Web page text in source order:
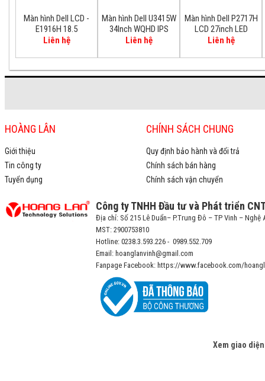
Màn hình Dell LCD -
E1916H 18.5
Liên hệ
Màn hình Dell U3415W
34Inch WQHD IPS
UltraSharp Curved
Liên hệ
Màn hình Dell P2717H
LCD 27inch LED
Liên hệ
HOÀNG LÂN
Giới thiệu
Tin công ty
Tuyển dụng
CHÍNH SÁCH CHUNG
Quy định bảo hành và đổi trả
Chính sách bán hàng
Chính sách vận chuyển
Công ty TNHH Đầu tư và Phát triển
Địa chỉ: Số 215 Lê Duẩn– P.Trung Đô – TP Vinh – Nghệ
MST: 2900753810
Hotline: 0238.3.593.226 - 0989.552.709
Email: hoanglanvinh@gmail.com
Fanpage Facebook: https://www.facebook.com/
Xem giao diện